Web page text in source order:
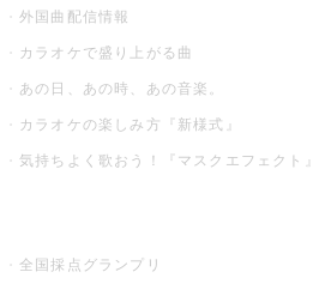
外国曲配信情報
カラオケで盛り上がる曲
あの日、あの時、あの音楽。
カラオケの楽しみ方『新様式』
気持ちよく歌おう！『マスクエフェクト』
全国採点グランプリ